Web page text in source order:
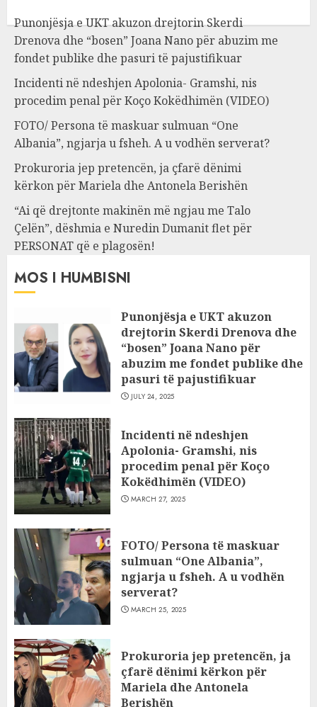
Punonjësja e UKT akuzon drejtorin Skerdi
Drenova dhe “bosen” Joana Nano për abuzim me
fondet publike dhe pasuri të pajustifikuar
Incidenti në ndeshjen Apolonia- Gramshi, nis
procedim penal për Koço Kokëdhimën (VIDEO)
FOTO/ Persona të maskuar sulmuan “One
Albania”, ngjarja u fsheh. A u vodhën serverat?
Prokuroria jep pretencën, ja çfarë dënimi
kërkon për Mariela dhe Antonela Berishën
“Ai që drejtonte makinën më ngjau me Talo
Çelën”, dëshmia e Nuredin Dumanit flet për
PERSONAT që e plagosën!
MOS I HUMBISNI
Punonjësja e UKT akuzon
drejtorin Skerdi Drenova dhe
“bosen” Joana Nano për
abuzim me fondet publike dhe
pasuri të pajustifikuar
JULY 24, 2025
Incidenti në ndeshjen
Apolonia- Gramshi, nis
procedim penal për Koço
Kokëdhimën (VIDEO)
MARCH 27, 2025
FOTO/ Persona të maskuar
sulmuan “One Albania”,
ngjarja u fsheh. A u vodhën
serverat?
MARCH 25, 2025
Prokuroria jep pretencën, ja
çfarë dënimi kërkon për
Mariela dhe Antonela
Berishën